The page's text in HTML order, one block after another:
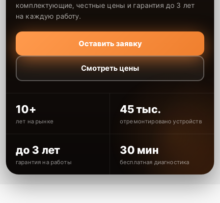
комплектующие, честные цены и гарантия до 3 лет
на каждую работу.
Оставить заявку
Смотреть цены
10+
лет на рынке
45 тыс.
отремонтировано устройств
до 3 лет
гарантия на работы
30 мин
бесплатная диагностика